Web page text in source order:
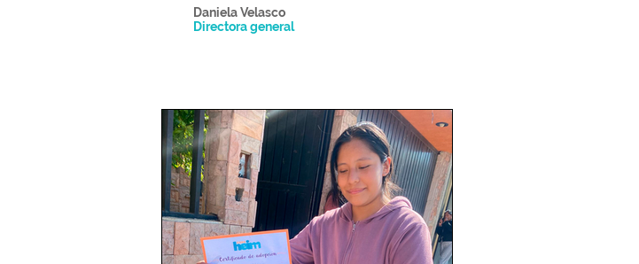
Daniela Velasco
Directora general